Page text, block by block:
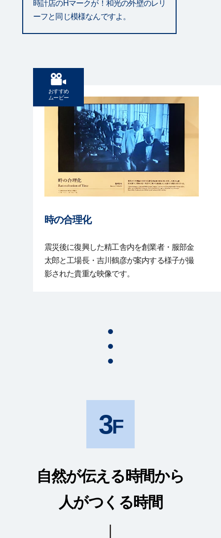
時計店のHマークが！和光の外壁のレリ
ーフと同じ模様なんですよ。
おすすめ
ムービー
時の合理化
震災後に復興した精工舎内を創業者・服部金
太郎と工場長・吉川鶴彦が案内する様子が撮
影された貴重な映像です。
3
自然が伝える時間から
人がつくる時間